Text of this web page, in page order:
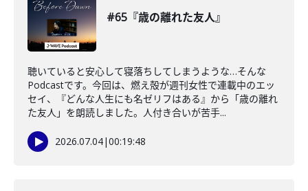
#65『歳の離れた友人』
聴いていると安心して寝落ちしてしまうような…そんな
Podcastです。今回は、燃え殻が週刊女性で連載中のエッ
セイ、『どんな人生にも名ゼリフはある』から「歳の離れ
た友人」を朗読しました。人付き合いが苦手...
2026.07.04|00:19:48